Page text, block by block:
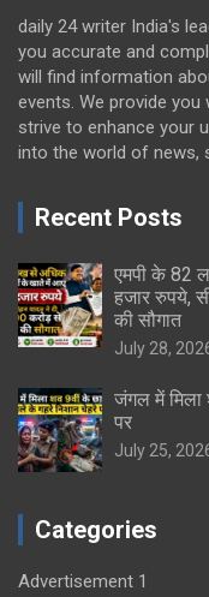
daily 24 writer India's
you accurate and
will find information
events. We provide
strive to enhance your
into the world of news,
Recent Posts
एमपी के 82
हजार रुपये,
की सौगात
July 28,
जंगल में मिला
पर
July 25,
Categories
Advertisement 1